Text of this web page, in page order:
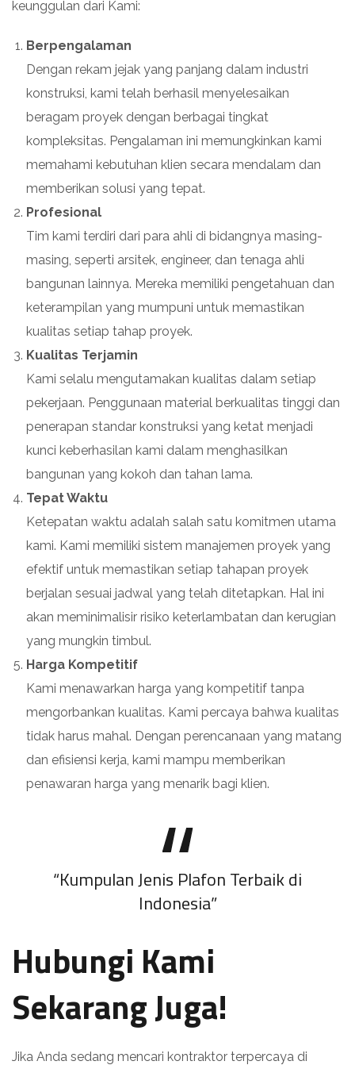
keunggulan dari Kami:
Berpengalaman
Dengan rekam jejak yang panjang dalam industri
konstruksi, kami telah berhasil menyelesaikan
beragam proyek dengan berbagai tingkat
kompleksitas. Pengalaman ini memungkinkan kami
memahami kebutuhan klien secara mendalam dan
memberikan solusi yang tepat.
Profesional
Tim kami terdiri dari para ahli di bidangnya masing-
masing, seperti arsitek, engineer, dan tenaga ahli
bangunan lainnya. Mereka memiliki pengetahuan dan
keterampilan yang mumpuni untuk memastikan
kualitas setiap tahap proyek.
Kualitas Terjamin
Kami selalu mengutamakan kualitas dalam setiap
pekerjaan. Penggunaan material berkualitas tinggi dan
penerapan standar konstruksi yang ketat menjadi
kunci keberhasilan kami dalam menghasilkan
bangunan yang kokoh dan tahan lama.
Tepat Waktu
Ketepatan waktu adalah salah satu komitmen utama
kami. Kami memiliki sistem manajemen proyek yang
efektif untuk memastikan setiap tahapan proyek
berjalan sesuai jadwal yang telah ditetapkan. Hal ini
akan meminimalisir risiko keterlambatan dan kerugian
yang mungkin timbul.
Harga Kompetitif
Kami menawarkan harga yang kompetitif tanpa
mengorbankan kualitas. Kami percaya bahwa kualitas
tidak harus mahal. Dengan perencanaan yang matang
dan efisiensi kerja, kami mampu memberikan
penawaran harga yang menarik bagi klien.
“Kumpulan Jenis Plafon Terbaik di
Indonesia”
Hubungi Kami
Sekarang Juga!
Jika Anda sedang mencari kontraktor terpercaya di